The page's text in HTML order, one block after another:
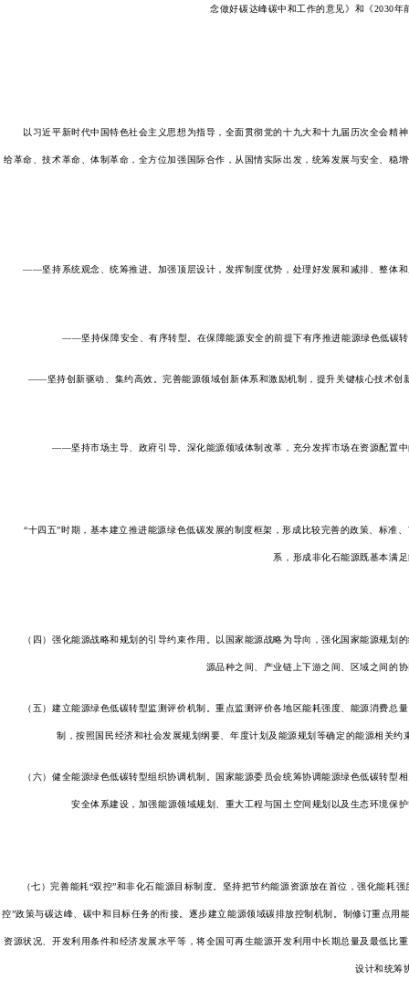
念做好碳达峰碳中和工作的意见》和《2030
以习近平新时代中国特色社会主义思想为指导，全面贯彻党的十九大和十九届历次全会精
给革命、技术革命、体制革命，全方位加强国际合作，从国情实际出发，统筹发展与安全、
——坚持系统观念、统筹推进。加强顶层设计，发挥制度优势，处理好发展和减排、整体和
——坚持保障安全、有序转型。在保障能源安全的前提下有序推进能源绿色低碳转
——坚持创新驱动、集约高效。完善能源领域创新体系和激励机制，提升关键核心技术创
——坚持市场主导、政府引导。深化能源领域体制改革，充分发挥市场在资源配置中
“十四五”时期，基本建立推进能源绿色低碳发展的制度框架，形成比较完善的政策、标准
系，形成非化石能源既基本满
（四）强化能源战略和规划的引导约束作用。以国家能源战略为导向，强化国家能源规划
源品种之间、产业链上下游之间、区域之间的
（五）建立能源绿色低碳转型监测评价机制。重点监测评价各地区能耗强度、能源消费总
制，按照国民经济和社会发展规划纲要、年度计划及能源规划等确定的能源相关
（六）健全能源绿色低碳转型组织协调机制。国家能源委员会统筹协调能源绿色低碳转型
安全体系建设，加强能源领域规划、重大工程与国土空间规划以及生态环境保
（七）完善能耗“双控”和非化石能源目标制度。坚持把节约能源资源放在首位，强化能耗强
控”政策与碳达峰、碳中和目标任务的衔接。逐步建立能源领域碳排放控制机制。制修订重点
资源状况、开发利用条件和经济发展水平等，将全国可再生能源开发利用中长期总量及最低
设计和统筹